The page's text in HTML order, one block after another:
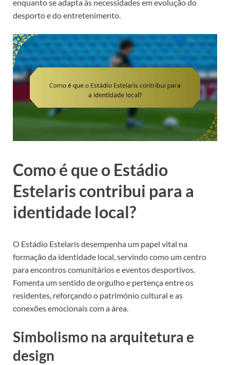
enquanto se adapta às necessidades em evolução do
desporto e do entretenimento.
Como é que o Estádio
Estelaris contribui para a
identidade local?
O Estádio Estelaris desempenha um papel vital na
formação da identidade local, servindo como um centro
para encontros comunitários e eventos desportivos.
Fomenta um sentido de orgulho e pertença entre os
residentes, reforçando o património cultural e as
conexões emocionais com a área.
Simbolismo na arquitetura e
design